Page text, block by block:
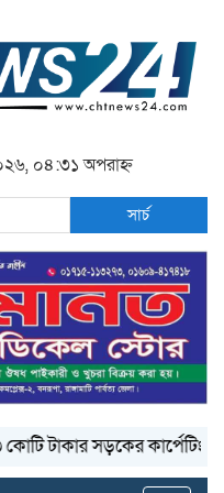
০৪:৩১ অপরাহ্ন
সার্চ
টাকার সড়কের কার্পেটিং উঠে